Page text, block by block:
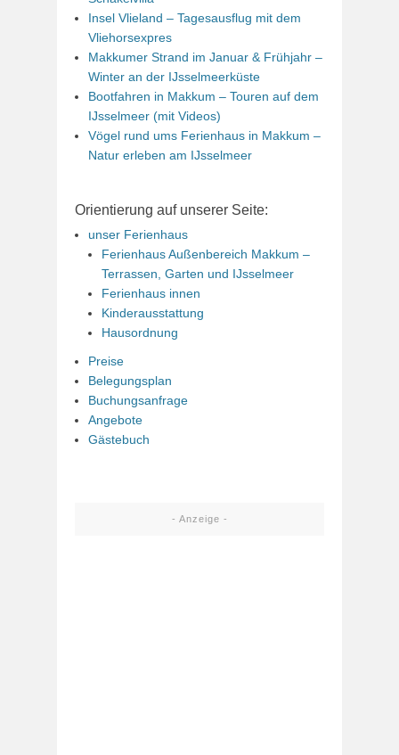
Insel Vlieland – Tagesausflug mit dem
Vliehorsexpres
Makkumer Strand im Januar & Frühjahr –
Winter an der IJsselmeerküste
Bootfahren in Makkum – Touren auf dem
IJsselmeer (mit Videos)
Vögel rund ums Ferienhaus in Makkum –
Natur erleben am IJsselmeer
Orientierung auf unserer Seite:
unser Ferienhaus
Ferienhaus Außenbereich Makkum –
Terrassen, Garten und IJsselmeer
Ferienhaus innen
Kinderausstattung
Hausordnung
Preise
Belegungsplan
Buchungsanfrage
Angebote
Gästebuch
- Anzeige -